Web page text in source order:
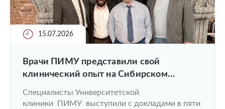
15.07.2026
Врачи ПИМУ представили свой
клинический опыт на Сибирском
Специалисты Университетской
клиники ПИМУ выступили с докладами в пяти